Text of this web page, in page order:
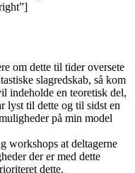
om dette til tider oversete
slagredskab, så kom
indeholde en teoretisk del,
lyst til dette og til sidst en
på min model
workshops at deltagerne
der er med dette
dette.